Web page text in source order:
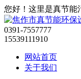
您好！这里是真节能
0391-7557777
15539111910
网站首页
关于我们